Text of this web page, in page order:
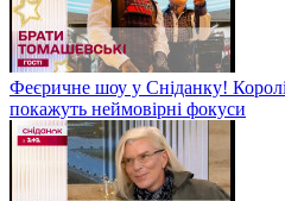
Феєричне шоу у Сніданку!
покажуть неймовірні фокуси